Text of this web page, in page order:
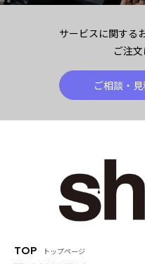
サービスに関する
ご注
ご相談・
TOP トップページ